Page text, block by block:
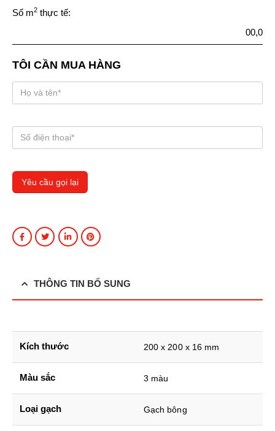
Số m2 thực tế:
00,0
TÔI CẦN MUA HÀNG
THÔNG TIN BỔ SUNG
Kích thước 200 x 200 x 16 mm
Màu sắc 3 màu
Loại gạch Gạch bông